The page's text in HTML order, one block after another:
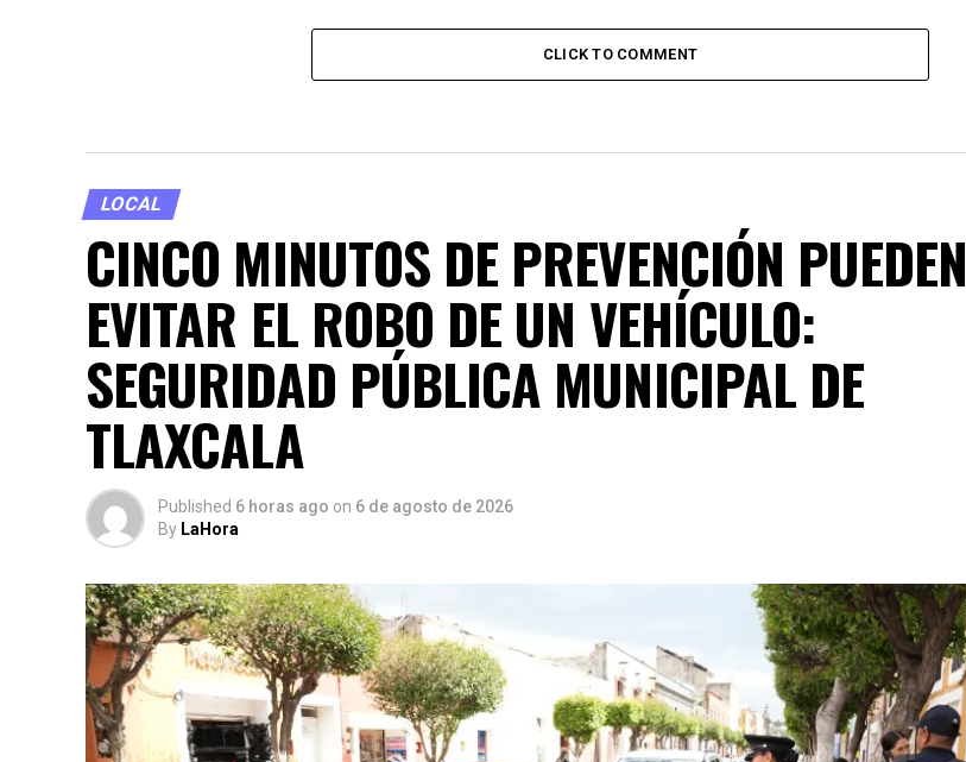
CLICK TO COMMENT
LOCAL
CINCO MINUTOS DE PREVENCIÓN PUEDEN
EVITAR EL ROBO DE UN VEHÍCULO:
SEGURIDAD PÚBLICA MUNICIPAL DE
TLAXCALA
Published 6 horas ago on 6 de agosto de 2026
By LaHora